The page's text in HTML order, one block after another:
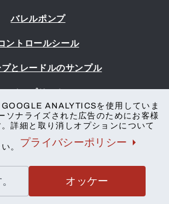
バレルポンプ
ントロールシール
プとレードルのサンプル
ご利用条件
プライバシー保護
連絡先
ANALYTICSを使用していま
ソナライズされた広告のためにお客様
詳細と取り消しオプションについて
。 プライバシーポリシー
オッケー